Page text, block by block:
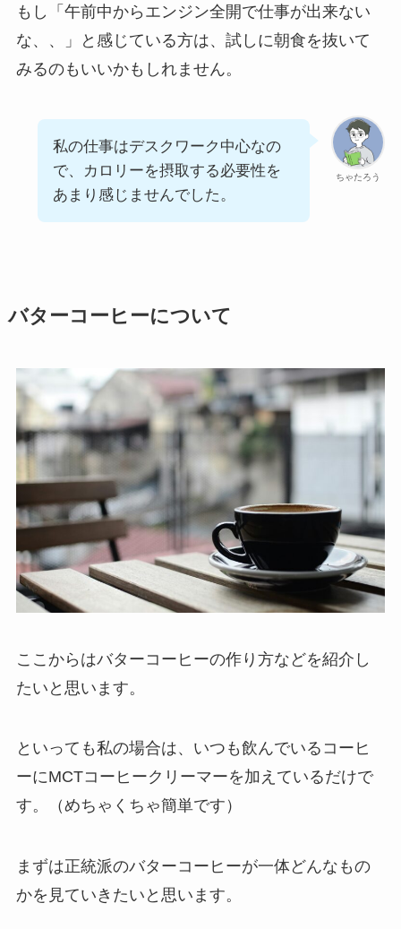
もし「午前中からエンジン全開で仕事が出来ない
な、、」と感じている方は、試しに朝食を抜いて
みるのもいいかもしれません。
ちゃたろう
私の仕事はデスクワーク中心なの
で、カロリーを摂取する必要性を
あまり感じませんでした。
バターコーヒーについて
ここからはバターコーヒーの作り方などを紹介し
たいと思います。
といっても私の場合は、いつも飲んでいるコーヒ
ーにMCTコーヒークリーマーを加えているだけで
す。（めちゃくちゃ簡単です）
まずは正統派のバターコーヒーが一体どんなもの
かを見ていきたいと思います。